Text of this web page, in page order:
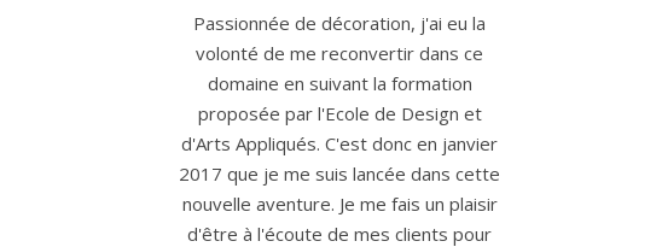
Passionnée de décoration, j'ai eu la
volonté de me reconvertir dans ce
domaine en suivant la formation
proposée par l'Ecole de Design et
d'Arts Appliqués. C'est donc en janvier
2017 que je me suis lancée dans cette
nouvelle aventure. Je me fais un plaisir
d'être à l'écoute de mes clients pour